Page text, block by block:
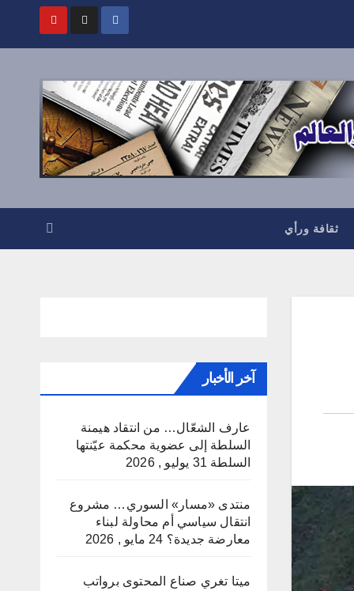
ثقافة ورأي
آخر الأخبار
عارف الشعّال… من انتقاد هيمنة
السلطة إلى عضوية محكمة عيّنتها
السلطة 31 يوليو , 2026
منتدى «مسار» السوري… مشروع
انتقال سياسي أم محاولة لبناء
معارضة جديدة؟ 24 مايو , 2026
ميتا تغري صناع المحتوى برواتب